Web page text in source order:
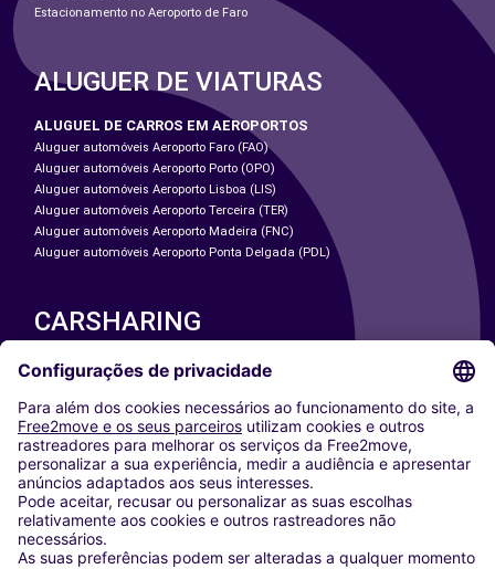
Estacionamento no Aeroporto de Faro
ALUGUER DE VIATURAS
ALUGUEL DE CARROS EM AEROPORTOS
Aluguer automóveis Aeroporto Faro (FAO)
Aluguer automóveis Aeroporto Porto (OPO)
Aluguer automóveis Aeroporto Lisboa (LIS)
Aluguer automóveis Aeroporto Terceira (TER)
Aluguer automóveis Aeroporto Madeira (FNC)
Aluguer automóveis Aeroporto Ponta Delgada (PDL)
CARSHARING
NOSSAS CIDADES
Washington DC
Milan
Rome
Turin
Vienna
Berlin
Cologne
Dusseldorf